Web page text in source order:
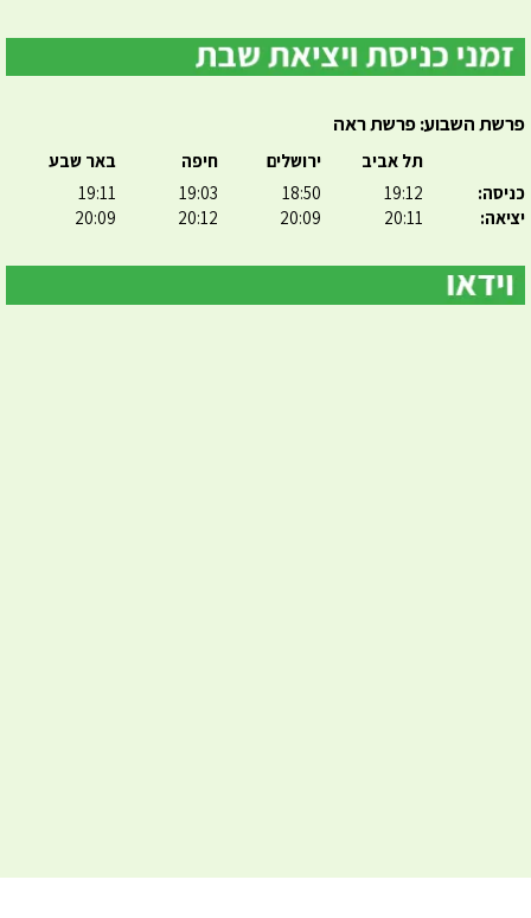
פרשת השבוע: פרשת ראה
כניסה:
יציאה:
תל אביב
19:12
20:11
ירושלים
18:50
20:09
חיפה
19:03
20:12
באר שבע
19:11
20:09